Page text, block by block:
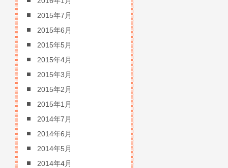
2015年7月
2015年6月
2015年5月
2015年4月
2015年3月
2015年2月
2015年1月
2014年7月
2014年6月
2014年5月
2014年4月